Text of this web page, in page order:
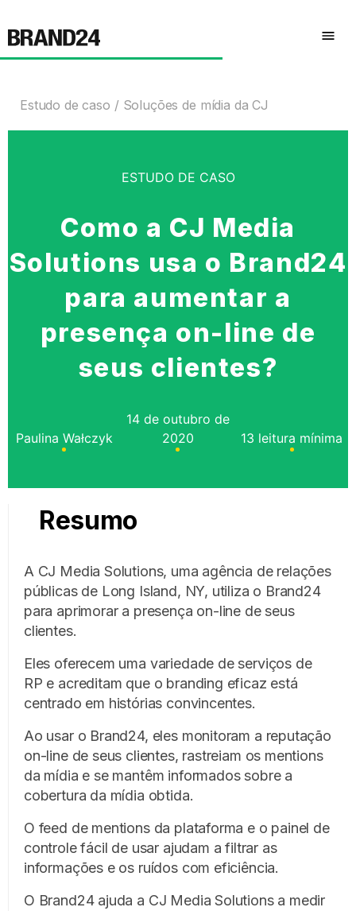
Estudo de caso Soluções de mídia da CJ
ESTUDO DE CASO
Como a CJ Media
Solutions usa o Brand24
para aumentar a
presença on-line de
seus clientes?
Paulina Wałczyk
14 de outubro de
2020
13 leitura mínima
Resumo
A CJ Media Solutions, uma agência de relações
públicas de Long Island, NY, utiliza o Brand24
para aprimorar a presença on-line de seus
clientes.
Eles oferecem uma variedade de serviços de
RP e acreditam que o branding eficaz está
centrado em histórias convincentes.
Ao usar o Brand24, eles monitoram a reputação
on-line de seus clientes, rastreiam os mentions
da mídia e se mantêm informados sobre a
cobertura da mídia obtida.
O feed de mentions da plataforma e o painel de
controle fácil de usar ajudam a filtrar as
informações e os ruídos com eficiência.
O Brand24 ajuda a CJ Media Solutions a medir